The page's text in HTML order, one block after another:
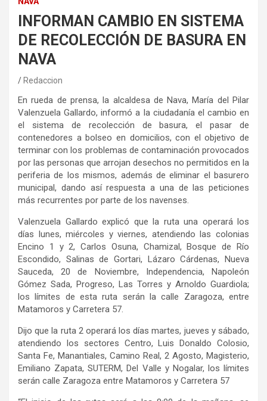
INFORMAN CAMBIO EN SISTEMA
DE RECOLECCIÓN DE BASURA EN
NAVA
Redaccion
En rueda de prensa, la alcaldesa de Nava, María del Pilar
Valenzuela Gallardo, informó a la ciudadanía el cambio en
el sistema de recolección de basura, el pasar de
contenedores a bolseo en domicilios, con el objetivo de
terminar con los problemas de contaminación provocados
por las personas que arrojan desechos no permitidos en la
periferia de los mismos, además de eliminar el basurero
municipal, dando así respuesta a una de las peticiones
más recurrentes por parte de los navenses.
Valenzuela Gallardo explicó que la ruta una operará los
días lunes, miércoles y viernes, atendiendo las colonias
Encino 1 y 2, Carlos Osuna, Chamizal, Bosque de Río
Escondido, Salinas de Gortari, Lázaro Cárdenas, Nueva
Sauceda, 20 de Noviembre, Independencia, Napoleón
Gómez Sada, Progreso, Las Torres y Arnoldo Guardiola;
los límites de esta ruta serán la calle Zaragoza, entre
Matamoros y Carretera 57.
Dijo que la ruta 2 operará los días martes, jueves y sábado,
atendiendo los sectores Centro, Luis Donaldo Colosio,
Santa Fe, Manantiales, Camino Real, 2 Agosto, Magisterio,
Emiliano Zapata, SUTERM, Del Valle y Nogalar, los límites
serán calle Zaragoza entre Matamoros y Carretera 57